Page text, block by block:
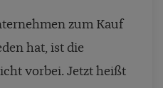
zum Kauf
hat, ist die
vorbei. Jetzt heißt